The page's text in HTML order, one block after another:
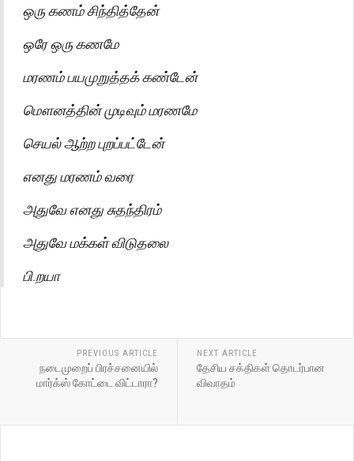
ஒரு கணம் சிந்தித்தேன்
ஒரே ஒரு கணமே
மரணம் பயமுறுத்தக் கண்டேன்
மௌனத்தின் முடிவும் மரணமே
செயல் ஆற்ற புறப்பட்டேன்
எனது மரணம் வரை
அதுவே எனது சுதந்திரம்
அதுவே மக்கள் விடுதலை
பி.றயா
PREVIOUS ARTICLE
நடைமுறைப் பிரச்சனையில்
மார்க்ஸ் கோட்டை விட்டாரா?
NEXT ARTICLE
தேசிய சக்திகள் தொடர்பான
விவாதம்